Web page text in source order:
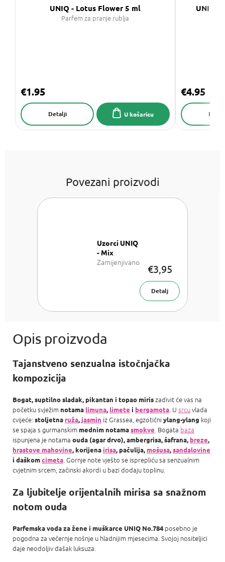
UNIQ - Lotus Flower 5 ml
Parfem za pranje rublja
€1.95
U košaricu
Detalji
UNIQ
€4.95
Povezani proizvodi
Uzorci UNIQ
- Mix
Zamijenjivano
the beach, TF
Roja Parfums
€3,95
Detalj
Tajanstveno senzualna istočnjačka
kompozicija
Bogat, suptilno sladak, pikantan i topao miriszadivit će vas na
početku svježim notama limuna, limete i bergamota. U srcuvlada
cvijeće:stoljetna ruža,jasmin iz Grassea, egzotični ylang-ylang koji
se spaja s gurmanskim mednim notamasmokve. Bogata baza
ispunjena je notama ouda (agar drvo),ambergrisa, šafrana, breze,
hrastove mahovine, korijenairisa, pačulija, mošusa,sandalovine
i daškomcimeta. Gornje note vješto se isprepliću sa senzualnim
cvjetnim srcem, začinski akordi u bazi dodaju toplinu.
Za ljubitelje orijentalnih mirisa sa snažnom
notom ouda
Parfemska voda za žene i muškarce UNIQ No.784 posebno je
pogodna za večernje nošnje u hladnijim mjesecima. Svojoj nositeljici
daje neodoljiv dašak luksuza.